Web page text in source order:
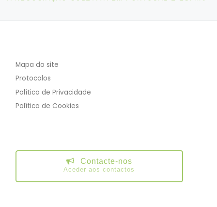
Mapa do site
Protocolos
Política de Privacidade
Política de Cookies
Contacte-nos
Aceder aos contactos